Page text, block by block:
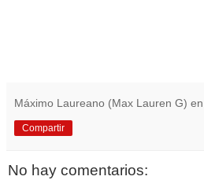
Máximo Laureano (Max Lauren G) en
Compartir
No hay comentarios: